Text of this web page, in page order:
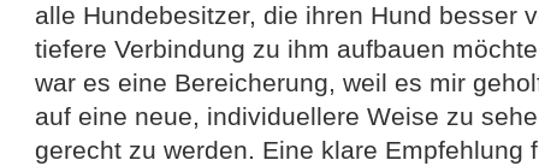
alle Hundebesitzer, die ihren Hund besser
tiefere Verbindung zu ihm aufbauen
war es eine Bereicherung, weil es mir
auf eine neue, individuellere Weise zu
gerecht zu werden. Eine klare Empfehlung